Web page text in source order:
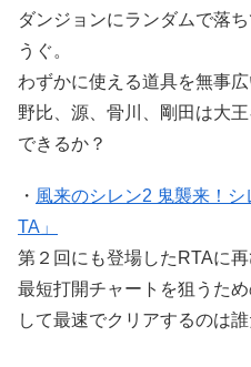
ダンジョンにランダムで落
うぐ。
わずかに使える道具を無事
野比、源、骨川、剛田は大
できるか？
・ 風来のシレン2 鬼襲来！
TA」
第２回にも登場したRTAに
最短打開チャートを狙うた
して最速でクリアするのは誰